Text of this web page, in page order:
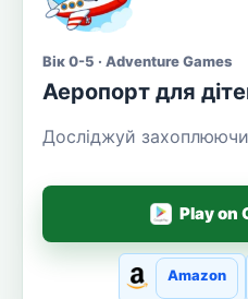
Вік 0-5 · Adventure Games
Аеропорт для
Досліджуй
Play on
Amazon